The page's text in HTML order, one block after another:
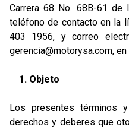
Carrera 68 No. 68B-61 de
teléfono de contacto en la
403 1956, y correo
gerencia@motorysa.com, en
1. Objeto
Los presentes términos
derechos y deberes que